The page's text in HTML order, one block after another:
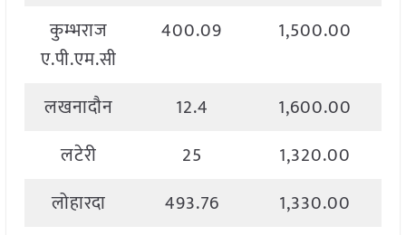
कुम्भराज
ए.पी.एम.सी
400.09 1,500.00
लखनादौन 12.4
1,600.00
लटेरी
25
1,320.00
लोहारदा
493.76
1,330.00